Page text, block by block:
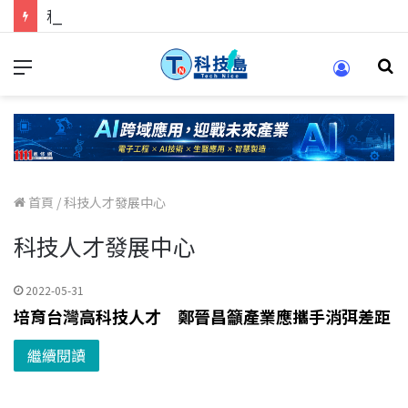
首頁 /科技人才發展中心
科技人才發展中心
2022-05-31
培育台灣高科技人才 鄭晉昌籲產業應攜手消弭差距
繼續閱讀